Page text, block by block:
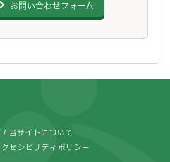
お問い合わせフォーム
当サイトについて
クセシビリティポリシー